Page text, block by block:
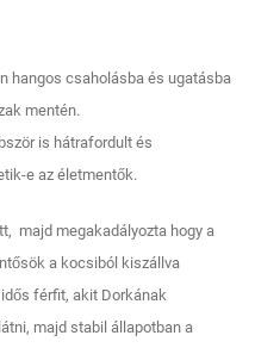
hangos csaholásba és ugatásba
mentén.
is hátrafordult és
e az életmentők.
majd megakadályozta hogy a
a kocsiból kiszállva
férfit, akit Dorkának
majd stabil állapotban a